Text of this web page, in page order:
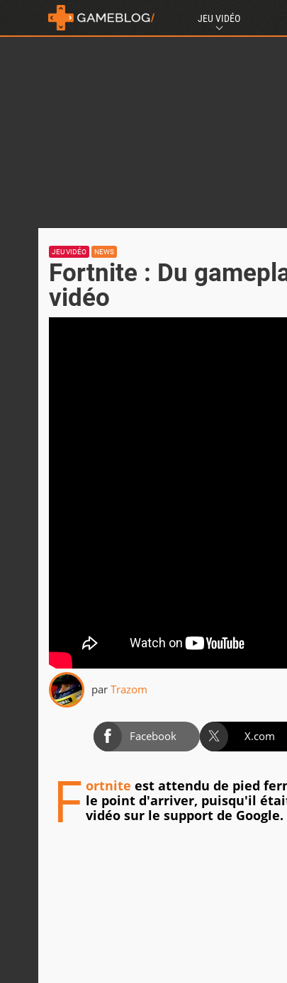
JEU VIDÉO
JEU VIDÉO NEWS
Fortnite : Du
vidéo
par Trazom
Facebook X.com
F ortnite est attendu de pied
le point d'arriver, puisqu'il
vidéo sur le support de Google.